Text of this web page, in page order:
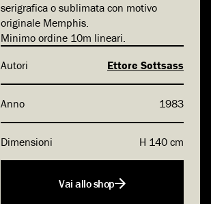
serigrafica o sublimata con motivo
originale Memphis.
Minimo ordine 10m lineari.
Autori
Ettore Sottsass
Anno 1983
Dimensioni H 140 cm
Vai allo shop